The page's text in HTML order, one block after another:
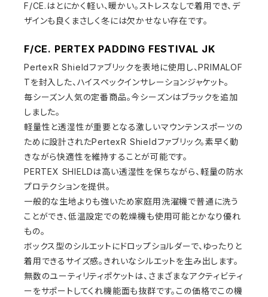
F/CE.はとにかく軽い、暖かい。ストレスなしで着用でき、デ
ザインも良くまさしく冬には欠かせない存在です。
F/CE. PERTEX PADDING FESTIVAL JK
PertexR Shieldファブリックを表地に使用し、PRIMALOF
Tを封入した、ハイスペックインサレーションジャケット。
毎シーズン人気の定番商品。今シーズンはブラックを追加
しました。
軽量性と透湿性が重要となる激しいマウンテンスポーツの
ために設計されたPertexR Shieldファブリック。素早く動
きながら快適性を維持することが可能です。
PERTEX SHIELDは高い透湿性を保ちながら、軽量の防水
プロテクションを提供。
一般的な生地よりも強いため家庭用洗濯機で普通に洗う
ことができ、低温設定での乾燥機も使用可能とかなり優れ
もの。
ボックス型のシルエットにドロップショルダーで、ゆったりと
着用できるサイズ感。きれいなシルエットを生み出します。
無数のユーティリティポケットは、さまざまなアクティビティ
ーをサポートしてくれ機能面も抜群です。この価格でこの機